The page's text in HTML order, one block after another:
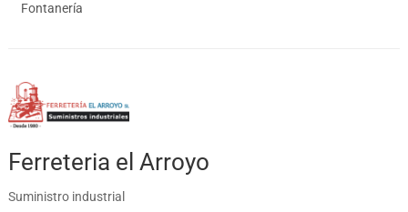
Fontanería
Ferreteria el Arroyo
Suministro industrial